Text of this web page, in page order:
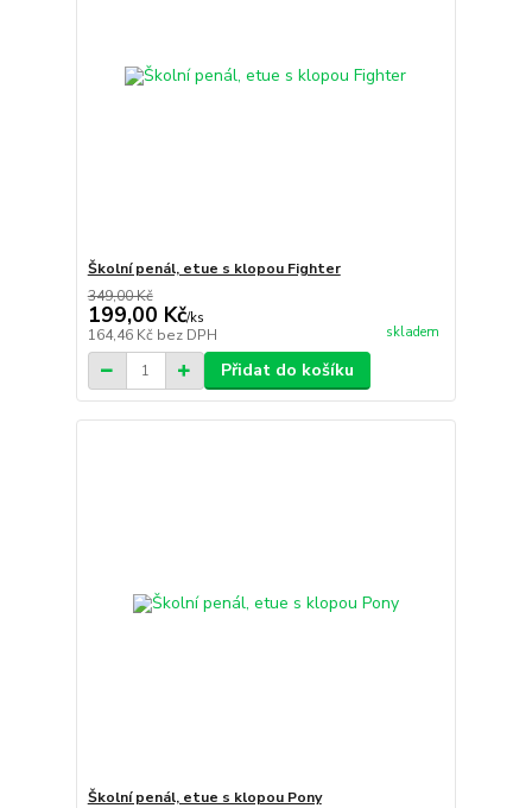
Školní penál, etue s klopou Fighter
349,00 Kč
199,00 Kč/ks
164,46 Kč bez DPH skladem
Přidat do košíku
Školní penál, etue s klopou Pony